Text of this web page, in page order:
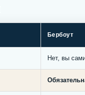
Бербоут
Нет, вы